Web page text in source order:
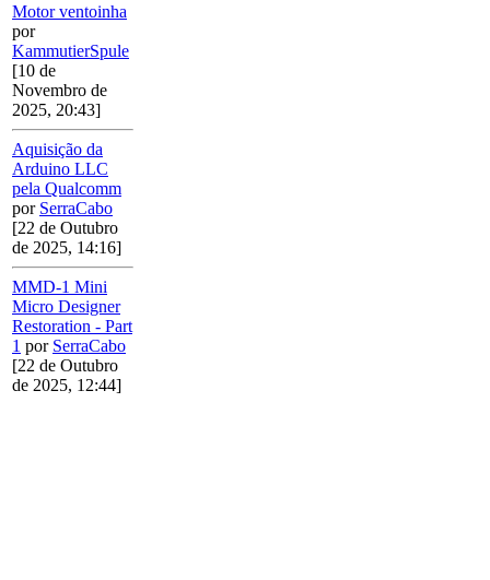
Motor ventoinha
por
KammutierSpule
[10 de
Novembro de
2025, 20:43]
Aquisição da
Arduino LLC
pela Qualcomm
por SerraCabo
[22 de Outubro
de 2025, 14:16]
MMD-1 Mini
Micro Designer
Restoration - Part
1 por SerraCabo
[22 de Outubro
de 2025, 12:44]